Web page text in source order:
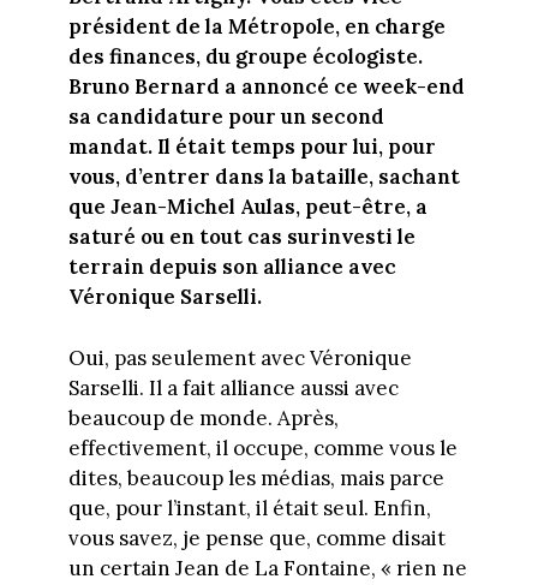
président de la Métropole, en charge
des finances, du groupe écologiste.
Bruno Bernard a annoncé ce week-end
sa candidature pour un second
mandat. Il était temps pour lui, pour
vous, d’entrer dans la bataille, sachant
que Jean-Michel Aulas, peut-être, a
saturé ou en tout cas surinvesti le
terrain depuis son alliance avec
Véronique Sarselli.
Oui, pas seulement avec Véronique
Sarselli. Il a fait alliance aussi avec
beaucoup de monde. Après,
effectivement, il occupe, comme vous le
dites, beaucoup les médias, mais parce
que, pour l’instant, il était seul. Enfin,
vous savez, je pense que, comme disait
un certain Jean de La Fontaine, « rien ne